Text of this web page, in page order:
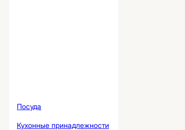
Посуда
Кухонные принадлежности